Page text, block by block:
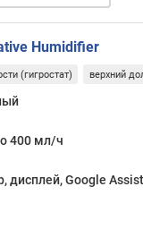
Humidifier
(гигростат) верхний
400 мл/ч
дисплей, Google